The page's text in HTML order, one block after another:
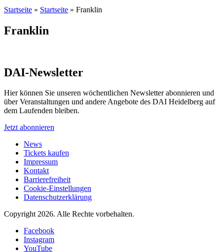
Startseite » Startseite » Franklin
Franklin
DAI-Newsletter
Hier können Sie unseren wöchentlichen Newsletter abonnieren und
über Veranstaltungen und andere Angebote des DAI Heidelberg auf
dem Laufenden bleiben.
Jetzt abonnieren
News
Tickets kaufen
Impressum
Kontakt
Barrierefreiheit
Cookie-Einstellungen
Datenschutzerklärung
Copyright 2026. Alle Rechte vorbehalten.
Facebook
Instagram
YouTube